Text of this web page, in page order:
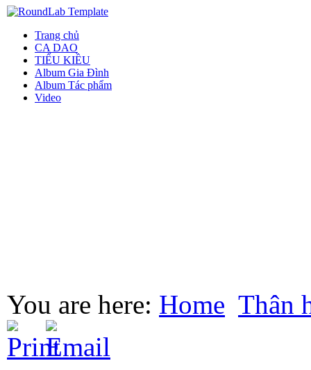
Trang chủ
CA DAO
TIỂU KIỀU
Album Gia Đình
Album Tác phẩm
Video
You are here: Home Thân